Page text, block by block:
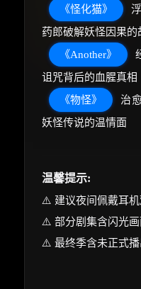
《怪化猫》
药郎破解妖怪因果的
《Another》
诅咒背后的血腥真相
《物怪》
治
妖怪传说的温情面
温馨提示:
⚠️ 建议夜间佩戴耳机
⚠️ 部分剧集含闪光
⚠️ 最终季含未正式